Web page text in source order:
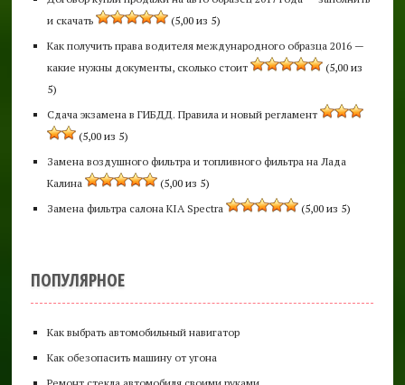
и скачать
(5,00 из 5)
Как получить права водителя международного образца 2016 —
какие нужны документы, сколько стоит
(5,00 из
5)
Сдача экзамена в ГИБДД. Правила и новый регламент
(5,00 из 5)
Замена воздушного фильтра и топливного фильтра на Лада
Калина
(5,00 из 5)
Замена фильтра салона KIA Spectra
(5,00 из 5)
ПОПУЛЯРНОЕ
Как выбрать автомобильный навигатор
Как обезопасить машину от угона